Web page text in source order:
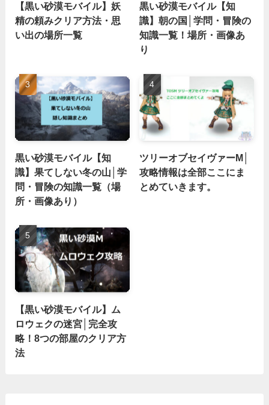
【黒い砂漠モバイル】妖
精の頼みクリア方法・思
い出の場所一覧
黒い砂漠モバイル【知
識】朝の国│学問・冒険の
知識一覧！場所・画像あ
り
黒い砂漠モバイル【知
識】果てしない冬の山│学
問・冒険の知識一覧（場
所・画像あり）
ツリーオブセイヴァーM│
攻略情報は全部ここにま
とめていきます。
【黒い砂漠モバイル】ム
ロウェクの迷宮│完全攻
略！8つの部屋のクリア方
法